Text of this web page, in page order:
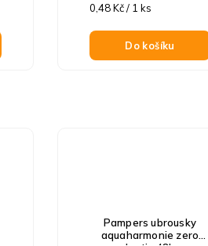
Měrná
0,48 Kč / 1 ks
Do košíku
Pampers ubrousky
aquaharmonie zero